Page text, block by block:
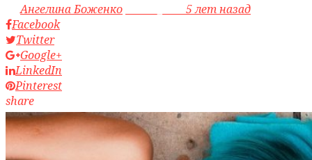
byАнгелина Боженко
5 лет назад
Facebook
Twitter
Google+
LinkedIn
Pinterest
share